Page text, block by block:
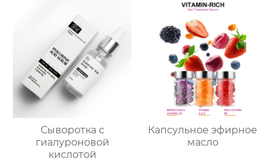
Сыворотка с
гиалуроновой
кислотой
Капсульное эфирное
масло